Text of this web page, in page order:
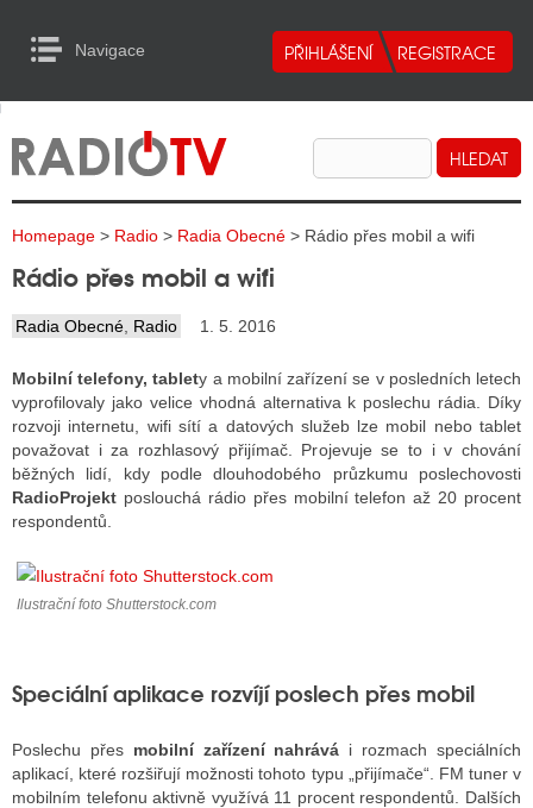
Navigace
RADIA
TELEVIZE
INTERNET
TISK
RADIA
RÁDIÍ
RÁDIÍ
VYSÍLAČE
TELEVIZE
VYSÍLAČE
INTERNET
to Content
Homepage > Radio > Radia Obecné > Rádio přes mobil a wifi
Rádio přes mobil a wifi
Radia Obecné Radio 1. 5. 2016
Mobilní telefony, tablety a mobilní zařízení se v posledních letech
vyprofilovaly jako velice vhodná alternativa k poslechu rádia. Díky
rozvoji internetu, wifi sítí a datových služeb lze mobil nebo tablet
považovat i za rozhlasový přijímač. Projevuje se to i v chování
běžných lidí, kdy podle dlouhodobého průzkumu poslechovosti
RadioProjekt poslouchá rádio přes mobilní telefon až 20 procent
respondentů.
Ilustrační foto Shutterstock.com
Speciální aplikace rozvíjí poslech přes mobil
Poslechu přes mobilní zařízení nahrává i rozmach speciálních
aplikací, které rozšiřují možnosti tohoto typu „přijímače“. FM tuner v
mobilním telefonu aktivně využívá 11 procent respondentů. Dalších